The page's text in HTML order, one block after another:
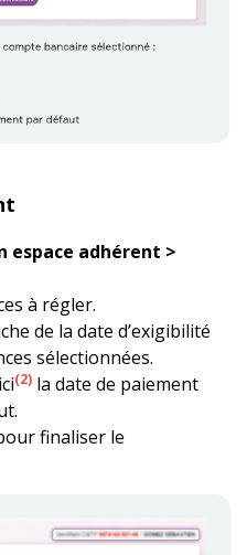
espace adhérent >
à régler.
de la date d’exigibilité
sélectionnées.
(2) la date de paiement
finaliser le